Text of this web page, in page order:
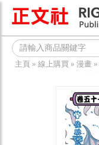
主頁 » 線上購買 » 漫畫 »